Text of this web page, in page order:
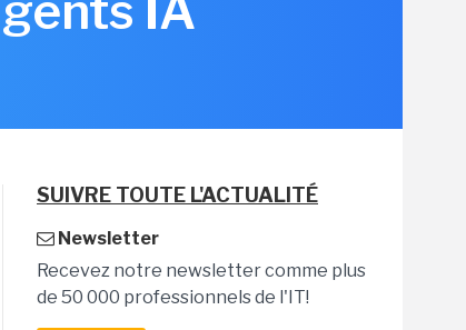
SUIVRE TOUTE L'ACTUALITÉ
Newsletter
Recevez notre newsletter comme plus
de 50 000 professionnels de l'IT!